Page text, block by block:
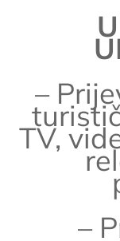
–
TV,
–